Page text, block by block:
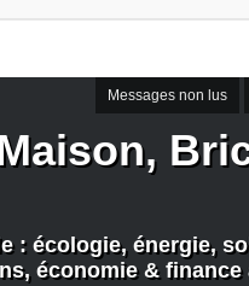
Messages non lus
: écologie, énergie,
économie & finance